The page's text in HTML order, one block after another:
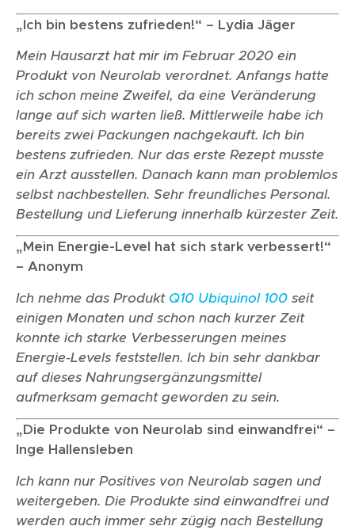
„Ich bin bestens zufrieden!“ – Lydia Jäger
Mein Hausarzt hat mir im Februar 2020 ein
Produkt von Neurolab verordnet. Anfangs hatte
ich schon meine Zweifel, da eine Veränderung
lange auf sich warten ließ. Mittlerweile habe ich
bereits zwei Packungen nachgekauft. Ich bin
bestens zufrieden. Nur das erste Rezept musste
ein Arzt ausstellen. Danach kann man problemlos
selbst nachbestellen. Sehr freundliches Personal.
Bestellung und Lieferung innerhalb kürzester Zeit.
„Mein Energie-Level hat sich stark verbessert!“
– Anonym
Ich nehme das Produkt Q10 Ubiquinol 100 seit
einigen Monaten und schon nach kurzer Zeit
konnte ich starke Verbesserungen meines
Energie-Levels feststellen. Ich bin sehr dankbar
auf dieses Nahrungsergänzungsmittel
aufmerksam gemacht geworden zu sein.
„Die Produkte von Neurolab sind einwandfrei“ –
Inge Hallensleben
Ich kann nur Positives von Neurolab sagen und
weitergeben. Die Produkte sind einwandfrei und
werden auch immer sehr zügig nach Bestellung